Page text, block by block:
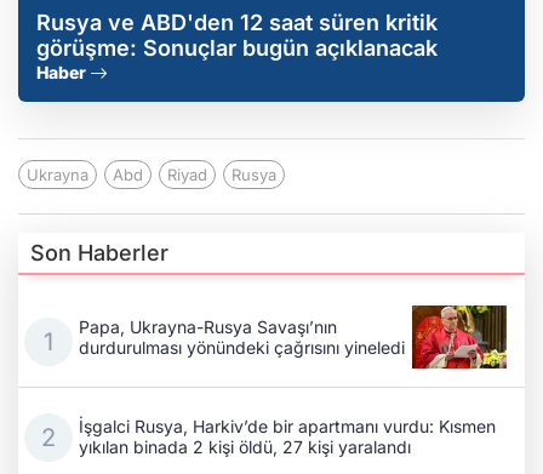
Rusya ve ABD'den 12 saat süren kritik
görüşme: Sonuçlar bugün açıklanacak
Haber
Ukrayna Abd Riyad Rusya
Son Haberler
Papa, Ukrayna-Rusya Savaşı’nın
durdurulması yönündeki çağrısını yineledi
İşgalci Rusya, Harkiv’de bir apartmanı vurdu: Kısmen
yıkılan binada 2 kişi öldü, 27 kişi yaralandı